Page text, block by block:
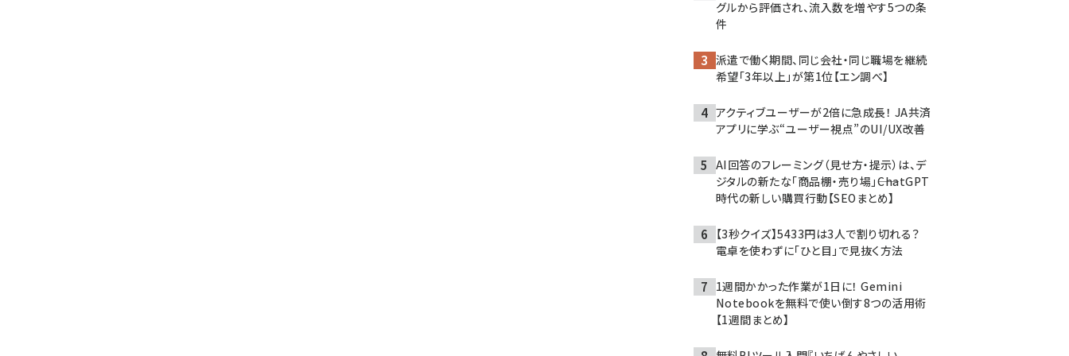
グルから評価され、流入数を増やす5つの条
件
派遣で働く期間、同じ会社・同じ職場を継続
希望「3年以上」が第1位【エン調べ】
アクティブユーザーが2倍に急成長！ JA共済
アプリに学ぶ“ユーザー視点”のUI/UX改善
AI回答のフレーミング（見せ方・提示）は、デ
ジタルの新たな「商品棚・売り場」――ChatGPT
時代の新しい購買行動【SEOまとめ】
【3秒クイズ】5433円は3人で割り切れる？
電卓を使わずに「ひと目」で見抜く方法
1週間かかった作業が1日に！ Gemini
Notebookを無料で使い倒す8つの活用術
【1週間まとめ】